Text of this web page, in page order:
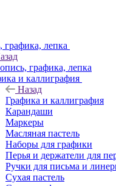
лепка
графика, лепка
и каллиграфия
Назад
Графика и каллиграфия
Карандаши
Маркеры
Масляная пастель
Наборы для графики
Перья и держатели для
Ручки для письма и
Сухая пастель